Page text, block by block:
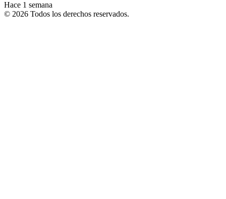
Hace 1 semana
© 2026 Todos los derechos reservados.